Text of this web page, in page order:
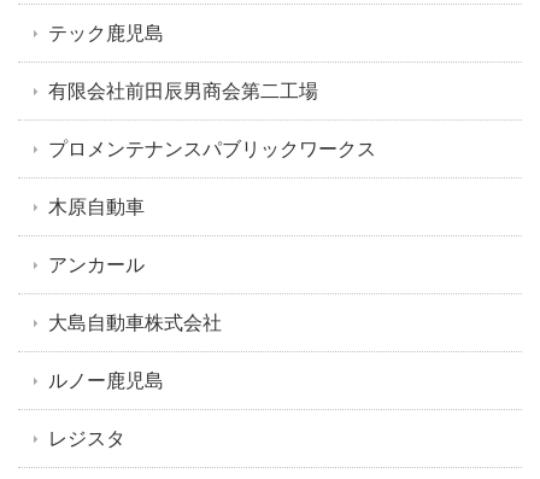
テック鹿児島
有限会社前田辰男商会第二工場
プロメンテナンスパブリックワークス
木原自動車
アンカール
大島自動車株式会社
ルノー鹿児島
レジスタ